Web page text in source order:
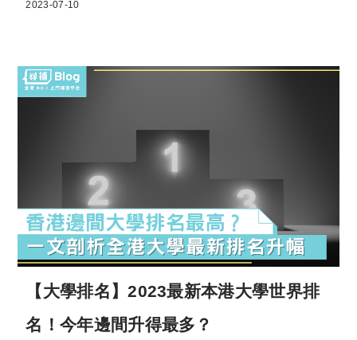
2023-07-10
【大學排名】2023最新本港大學世界排
名！今年邊間升得最多？